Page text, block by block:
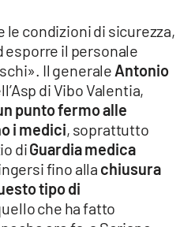
le condizioni di sicurezza,
esporre il personale
Il generale Antonio
di Vibo Valentia,
punto fermo alle
i medici, soprattutto
diGuardia medica
fino alla chiusura
tipo di
che ha fatto